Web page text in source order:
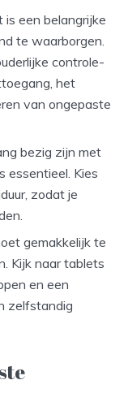
een belangrijke
te waarborgen.
controle-
het
van ongepaste
bezig zijn met
essentieel. Kies
zodat je
gemakkelijk te
Kijk naar tablets
en een
zelfstandig